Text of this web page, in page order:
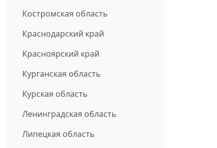
Костромская область
Краснодарский край
Красноярский край
Курганская область
Курская область
Ленинградская область
Липецкая область